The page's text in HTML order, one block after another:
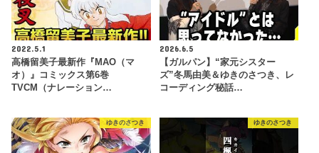
2022.5.1
高橋留美子最新作『MAO（マ
オ）』コミックス第6巻
TVCM（ナレーション…
2026.6.5
【ガルパン】“家元シスター
ズ”冬馬由美＆ゆきのさつき、レ
コーディング秘話…
ゆきのさつき ゆきのさつき